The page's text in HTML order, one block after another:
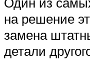
на решение
замена
детали